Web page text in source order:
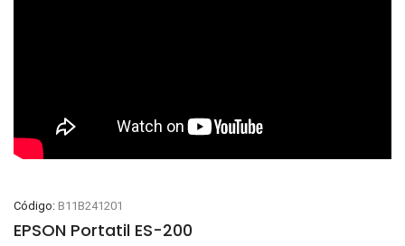
Código: B11B241201
EPSON Portatil ES-200